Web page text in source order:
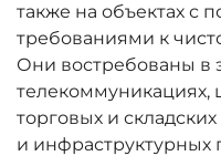
также на объектах с
требованиями к
Они востребованы в
телекоммуникациях,
торговых и
и инфраструктурных